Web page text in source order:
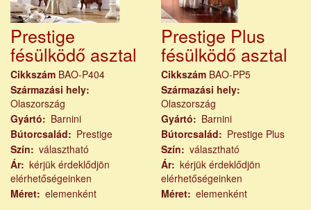
Prestige
fésülködő asztal
Cikkszám BAO-P404
Származási hely
Olaszország
Gyártó
Barnini
Bútorcsalád
Prestige
Szín
választható
Ár kérjük érdeklődjön
elérhetőségeinken
Méret elemenként
Prestige Plus
fésülködő asztal
Cikkszám BAO-PP5
Származási hely
Olaszország
Gyártó
Barnini
Bútorcsalád
Prestige Plus
Szín
választható
Ár
kérjük érdeklődjön
elérhetőségeinken
Méret
elemenként